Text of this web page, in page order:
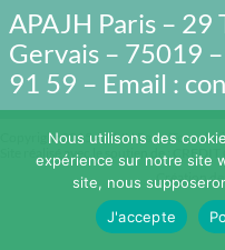
APAJH Paris – 29
Gervais – 75019
91 59 – Email :
Copyright 2015 APAJH Paris/Tous
Site réalisé avec le soutien de :
Création
Nous utilisons des
expérience sur notre site
site, nous
J'accepte